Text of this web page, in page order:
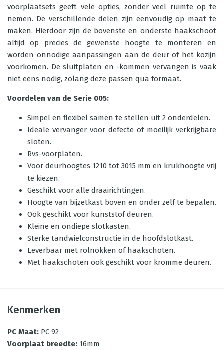
voorplaatsets geeft vele opties, zonder veel ruimte op te
nemen. De verschillende delen zijn eenvoudig op maat te
maken. Hierdoor zijn de bovenste en onderste haakschoot
altijd op precies de gewenste hoogte te monteren en
worden onnodige aanpassingen aan de deur of het kozijn
voorkomen. De sluitplaten en -kommen vervangen is vaak
niet eens nodig, zolang deze passen qua formaat.
Voordelen van de Serie 005:
Simpel en flexibel samen te stellen uit 2 onderdelen.
Ideale vervanger voor defecte of moeilijk verkrijgbare
sloten.
Rvs-voorplaten.
Voor deurhoogtes 1210 tot 3015 mm en krukhoogte vrij
te kiezen.
Geschikt voor alle draairichtingen.
Hoogte van bijzetkast boven en onder zelf te bepalen.
Ook geschikt voor kunststof deuren.
Kleine en ondiepe slotkasten.
Sterke tandwielconstructie in de hoofdslotkast.
Leverbaar met rolnokken of haakschoten.
Met haakschoten ook geschikt voor kromme deuren.
Kenmerken
PC Maat: PC 92
Voorplaat breedte: 16mm